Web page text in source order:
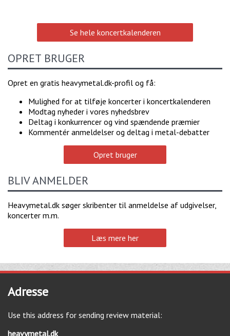
Se hele koncertkalenderen
OPRET BRUGER
Opret en gratis heavymetal.dk-profil og få:
Mulighed for at tilføje koncerter i koncertkalenderen
Modtag nyheder i vores nyhedsbrev
Deltag i konkurrencer og vind spændende præmier
Kommentér anmeldelser og deltag i metal-debatter
Opret bruger
BLIV ANMELDER
Heavymetal.dk søger skribenter til anmeldelse af udgivelser,
koncerter m.m.
Læs mere her
Adresse
Use this address for sending review material:
heavymetal.dk